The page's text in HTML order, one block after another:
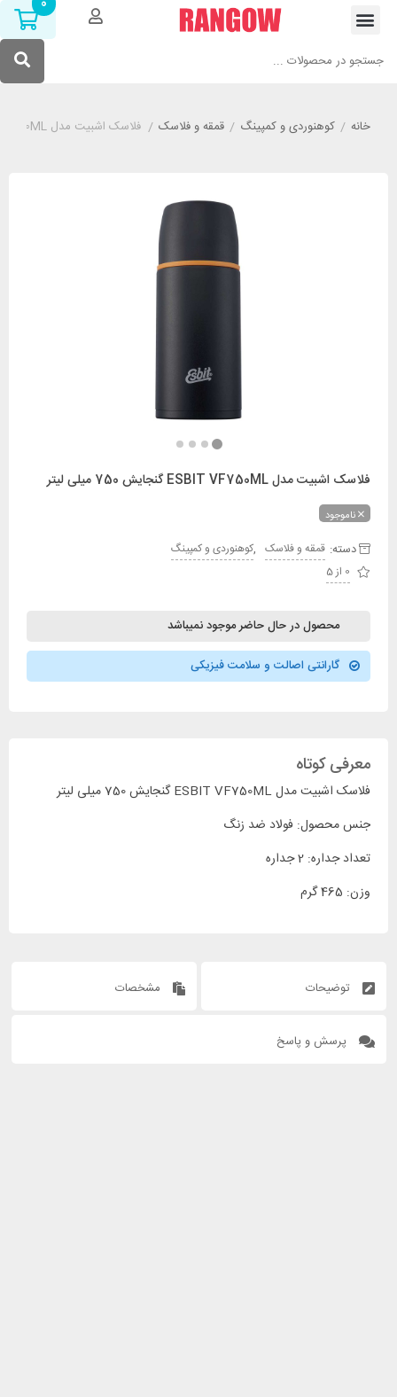
خانه/ کوهنوردی و کمپینگ/ قمقه و فلاسک/ فلاسک اشبیت مدل ESBIT VF750ML گنجایش 750 میلی لیتر
فلاسک اشبیت مدل ESBIT VF750ML گنجایش 750 میلی لیتر
ناموجود
دسته: قمقه و فلاسک
کوهنوردی و کمپینگ
0 از 5
محصول در حال حاضر موجود نمیباشد
گارانتی اصالت و سلامت فیزیکی
معرفی کوتاه
فلاسک اشبیت مدل ESBIT VF750ML گنجایش 750 میلی لیتر
جنس محصول: فولاد ضد زنگ
تعداد جداره: 2 جداره
وزن: 465 گرم
توضیحات مشخصات
پرسش و پاسخ